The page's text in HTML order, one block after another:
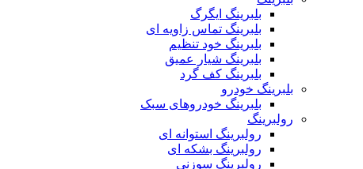
بلبرینگ ایگرگ
بلبرینگ تماس زاویه ای
بلبرینگ خود تنظیم
بلبرینگ شیار عمیق
بلبرینگ کف گرد
بلبرینگ خودرو
بلبرینگ خودروهای سبک
رولبرینگ
رولبرینگ استوانه ای
رولبرینگ بشکه ای
رولبرینگ سوزنی